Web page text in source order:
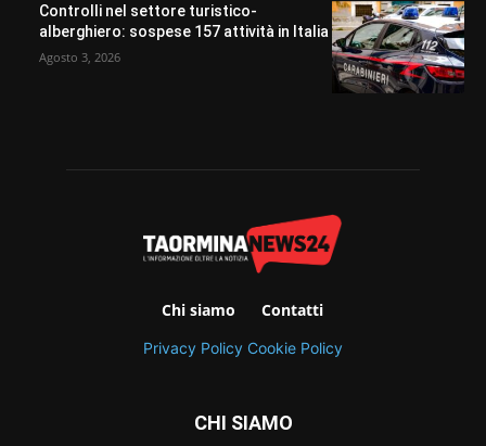
Controlli nel settore turistico-
alberghiero: sospese 157 attività in Italia
Agosto 3, 2026
Chi siamo Contatti
Privacy Policy Cookie Policy
CHI SIAMO